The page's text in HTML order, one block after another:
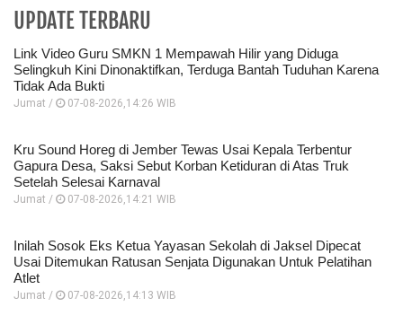
UPDATE TERBARU
Link Video Guru SMKN 1 Mempawah Hilir yang Diduga
Selingkuh Kini Dinonaktifkan, Terduga Bantah Tuduhan Karena
Tidak Ada Bukti
Jumat / 07-08-2026,14:26 WIB
Kru Sound Horeg di Jember Tewas Usai Kepala Terbentur
Gapura Desa, Saksi Sebut Korban Ketiduran di Atas Truk
Setelah Selesai Karnaval
Jumat / 07-08-2026,14:21 WIB
Inilah Sosok Eks Ketua Yayasan Sekolah di Jaksel Dipecat
Usai Ditemukan Ratusan Senjata Digunakan Untuk Pelatihan
Atlet
Jumat / 07-08-2026,14:13 WIB